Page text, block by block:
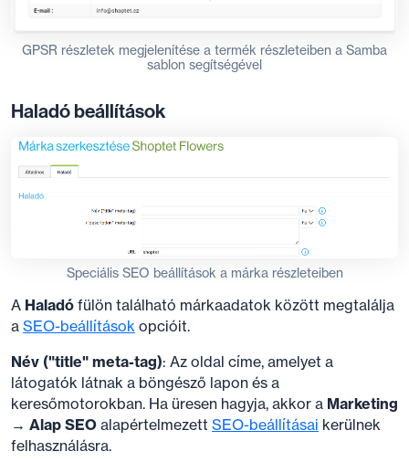
GPSR részletek megjelenítése a termék részleteiben a Samba
sablon segítségével
Haladó beállítások
Speciális SEO beállítások a márka részleteiben
A Haladó fülön található márkaadatok között megtalálja
a SEO-beállítások opcióit.
Név ("title" meta-tag): Az oldal címe, amelyet a
látogatók látnak a böngésző lapon és a
keresőmotorokban. Ha üresen hagyja, akkor a Marketing
→ Alap SEO alapértelmezett SEO-beállításai kerülnek
felhasználásra.